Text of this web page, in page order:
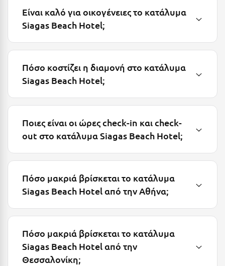
Μυστράς
Νάξος
Ναυπακτία
Ναύπλιο
Νέα Μάκρη
Νέα Στύρα Εύβοιας
Νέοι Πόροι Πιερίας
Ξυλόκαστρο
Είναι καλό για οικογένειες το κατάλυμα
Siagas Beach Hotel;
Πόσο κοστίζει η διαμονή στο κατάλυμα
Siagas Beach Hotel;
Ποιες είναι οι ώρες check-in και check-
out στο κατάλυμα Siagas Beach Hotel;
Πόσο μακριά βρίσκεται το κατάλυμα
Siagas Beach Hotel από την Αθήνα;
Πόσο μακριά βρίσκεται το κατάλυμα
Siagas Beach Hotel από την
Θεσσαλονίκη;